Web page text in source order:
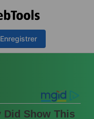
Enregistrer